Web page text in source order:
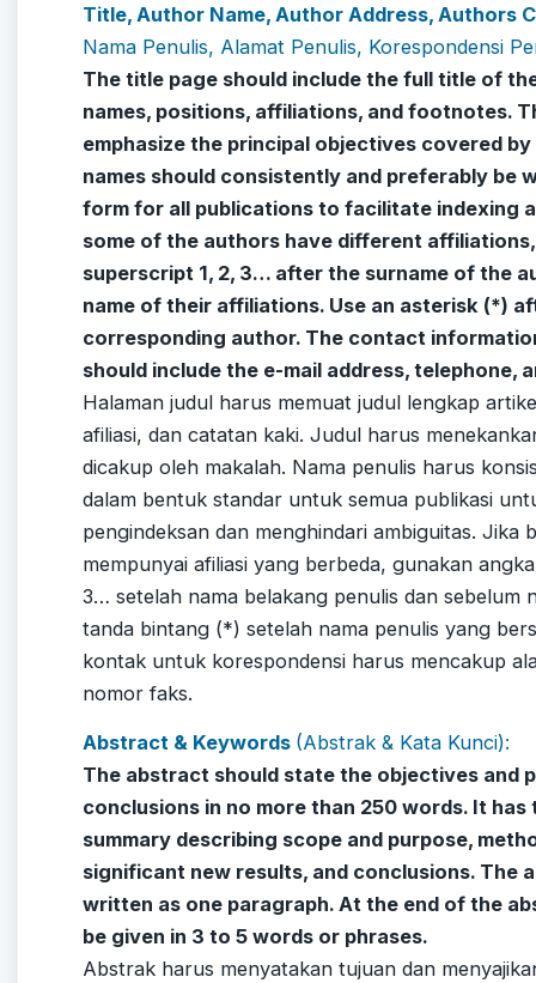
Title, Author Name, Author Address, Authors
Nama Penulis, Alamat Penulis, Korespondensi
The title page should include the full title of
names, positions, affiliations, and footnotes.
emphasize the principal objectives covered by
names should consistently and preferably be
form for all publications to facilitate indexing
some of the authors have different affiliations,
superscript 1, 2, 3… after the surname of the
name of their affiliations. Use an asterisk (*)
corresponding author. The contact
should include the e-mail address, telephone,
Halaman judul harus memuat judul lengkap
afiliasi, dan catatan kaki. Judul harus
dicakup oleh makalah. Nama penulis harus
dalam bentuk standar untuk semua publikasi
pengindeksan dan menghindari ambiguitas. Jika
mempunyai afiliasi yang berbeda, gunakan
3… setelah nama belakang penulis dan sebelum
tanda bintang (*) setelah nama penulis yang
kontak untuk korespondensi harus mencakup
nomor faks.
Abstract & Keywords (Abstrak & Kata Kunci):
The abstract should state the objectives and
conclusions in no more than 250 words. It has
summary describing scope and purpose,
significant new results, and conclusions. The
written as one paragraph. At the end of the
be given in 3 to 5 words or phrases.
Abstrak harus menyatakan tujuan dan